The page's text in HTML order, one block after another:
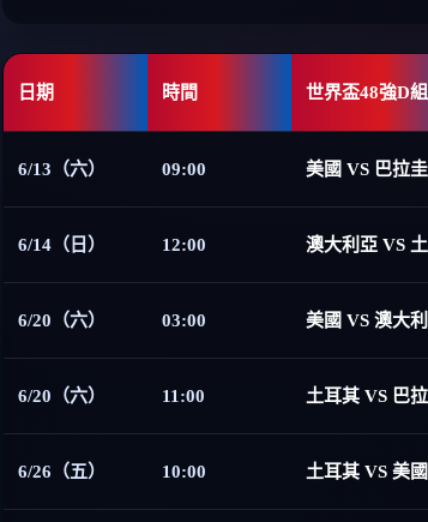
日期 時間 世界盃48強D組
6/13（六） 09:00 美國 VS 巴拉圭
6/14（日） 12:00 澳大利亞 VS
6/20（六） 03:00 美國 VS 澳大
6/20（六） 11:00 土耳其 VS 巴
6/26（五） 10:00 土耳其 VS 美國